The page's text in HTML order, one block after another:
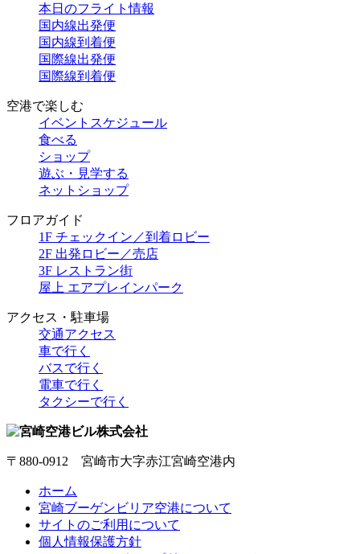
本日のフライト情報
国内線出発便
国内線到着便
国際線出発便
国際線到着便
空港で楽しむ
イベントスケジュール
食べる
ショップ
遊ぶ・見学する
ネットショップ
フロアガイド
1F チェックイン／到着ロビー
2F 出発ロビー／売店
3F レストラン街
屋上 エアプレインパーク
アクセス・駐車場
交通アクセス
車で行く
バスで行く
電車で行く
タクシーで行く
〒880-0912 宮崎市大字赤江宮崎空港内
ホーム
宮崎ブーゲンビリア空港について
サイトのご利用について
個人情報保護方針